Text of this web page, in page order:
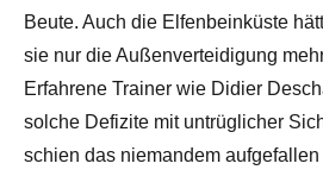
Beute. Auch die Elfenbeinküste
sie nur die Außenverteidigung
Erfahrene Trainer wie Didier
solche Defizite mit untrüglicher
schien das niemandem